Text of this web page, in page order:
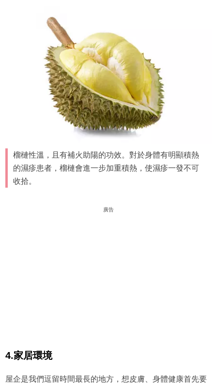
榴槤性溫，且有補火助陽的功效。對於身體有明顯積熱
的濕疹患者，榴槤會進一步加重積熱，使濕疹一發不可
收拾。
廣告
4.家居環境
屋企是我們逗留時間最長的地方，想皮膚、身體健康首先要